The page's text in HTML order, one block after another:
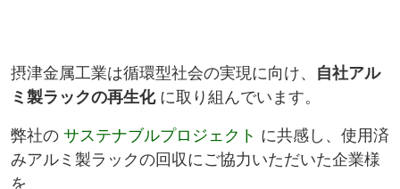
摂津金属工業は循環型社会の実現に向け、 自社アル
ミ製ラックの再生化 に取り組んでいます。
弊社の サステナブルプロジェクト に共感し、使用済
みアルミ製ラックの回収にご協力いただいた企業様
を